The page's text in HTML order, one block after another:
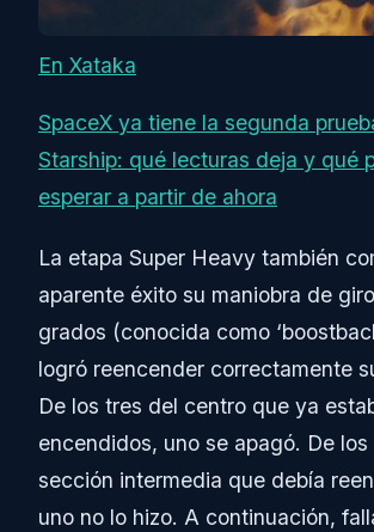
En Xataka
SpaceX ya tiene la segunda
Starship: qué lecturas deja y qué
esperar a partir de ahora
La etapa Super Heavy también
aparente éxito su maniobra de
grados (conocida como
logró reencender correctamente
De los tres del centro que ya
encendidos, uno se apagó. De
sección intermedia que debía
uno no lo hizo. A continuación,